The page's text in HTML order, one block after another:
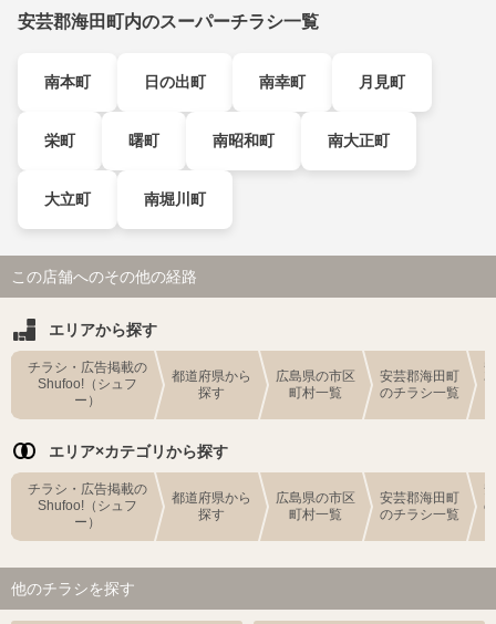
安芸郡海田町内のスーパーチラシ一覧
南本町 日の出町 南幸町 月見町
栄町 曙町 南昭和町 南大正町
大立町 南堀川町
この店舗へのその他の経路
エリアから探す
チラシ・広告掲載の
Shufoo!（シュフ
ー）
都道府県から
探す
広島県の市区
町村一覧
安芸郡海田町
のチラシ一覧
エリア×カテゴリから探す
チラシ・広告掲載の
Shufoo!（シュフ
ー）
都道府県から
探す
広島県の市区
町村一覧
安芸郡海田町
のチラシ一覧
他のチラシを探す